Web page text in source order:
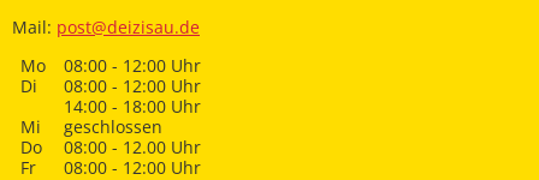
Mail: post@deizisau.de
Mo
08:00 - 12:00 Uhr
Di
08:00 - 12:00 Uhr
14:00 - 18:00 Uhr
Mi
geschlossen
Do
08:00 - 12.00 Uhr
Fr
08:00 - 12:00 Uhr